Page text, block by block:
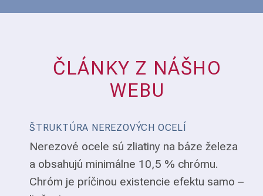
ČLÁNKY Z NÁŠHO
WEBU
ŠTRUKTÚRA NEREZOVÝCH OCELÍ
Nerezové ocele sú zliatiny na báze železa
a obsahujú minimálne 10,5 % chrómu.
Chróm je príčinou existencie efektu samo –